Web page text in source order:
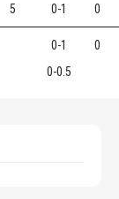
5 0-1 0
0-1
0
0-0.5